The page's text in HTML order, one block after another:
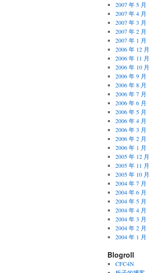
2007 年 5 月
2007 年 4 月
2007 年 3 月
2007 年 2 月
2007 年 1 月
2006 年 12 月
2006 年 11 月
2006 年 10 月
2006 年 9 月
2006 年 8 月
2006 年 7 月
2006 年 6 月
2006 年 5 月
2006 年 4 月
2006 年 3 月
2006 年 2 月
2006 年 1 月
2005 年 12 月
2005 年 11 月
2005 年 10 月
2004 年 7 月
2004 年 6 月
2004 年 5 月
2004 年 4 月
2004 年 3 月
2004 年 2 月
2004 年 1 月
Blogroll
CFC4N